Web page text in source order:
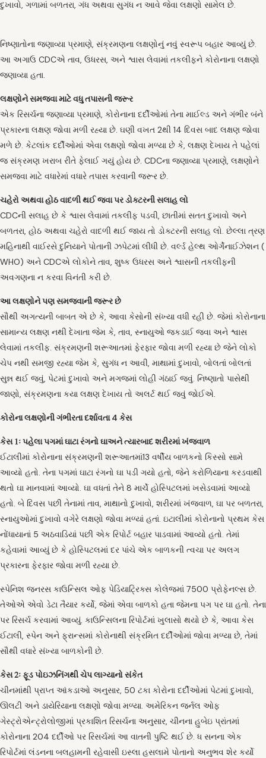
દુખાવો, ગળામાં બળતરા, ગંધ અથવા સુગંધ ન આવે જેવા લક્ષણો સામેલ છે.
નિષ્ણાતોના જણાવ્યા પ્રમાણે, સંક્રમણના લક્ષણોનું નવું સ્વરૂપ બહાર આવ્યું છે.
આ અગાઉ CDCએ તાવ, ઉધરસ, અને શ્વાસ લેવામાં તકલીફને કોરોનાના લક્ષણો
જણાવ્યા હતા.
લક્ષણોને સમજવા માટે વધુ તપાસની જરૂર
એક રિસર્ચના જણાવ્યા પ્રમાણે, કોરોનાના દર્દીઓમાં તેના માઈલ્ડ અને ગંભીર બંને
પ્રકારના લક્ષણ જોવા મળી રહ્યા છે. ઘણી વખત 2થી 14 દિવસ બાદ લક્ષણ જોવા
મળે છે. કેટલાંક દર્દીઓમાં એવા લક્ષણો જોવા મળ્યા છે કે, લક્ષણ દેખાય તે પહેલાં
જ સંક્રમણ ખરાબ રીતે ફેલાઈ ગયું હોય છે. CDCના જણાવ્યા પ્રમાણે, લક્ષણોને
સમજવા માટે વધારેમાં વધારે તપાસ કરવાની જરૂર છે.
ચહેરો અથવા હોઠ વાદળી થઈ જવા પર ડોક્ટરની સલાહ લો
CDCની સલાહ છે કે શ્વાસ લેવામાં તકલીફ પડવી, છાતીમાં સતત દુખાવો અને
બળતરા, હોઠ અથવા ચહેરો વાદળી થઈ જાય તો ડોક્ટરની સલાહ લો. છેલ્લા ત્રણ
મહિનાથી વાઈરસે દુનિયાને પોતાની ઝપેટમાં લીધી છે. વર્લ્ડ હેલ્થ ઓર્ગેનાઈઝેશન (
WHO) અને CDCએ લોકોને તાવ, શુષ્ક ઉધરસ અને શ્વાસની તકલીફની
અવગણના ન કરવા વિનંતી કરી છે.
આ લક્ષણોને પણ સમજવાની જરૂર છે
સૌથી અગત્યની બાબત એ છે કે, આવા કેસોની સંખ્યા વધી રહી છે. જેમાં કોરોનાના
સામાન્ય લક્ષણ નથી દેખાતા જેમ કે, તાવ, સ્નાયુઓ જકડાઈ જવા અને શ્વાસ
લેવામાં તકલીફ. સંક્રમણની શરૂઆતમાં ફેરફાર જોવા મળી રહ્યા છે જેને લોકો
ચેપ નથી સમજી રહ્યા જેમ કે, સુગંધ ન આવી, માથામાં દુખાવો, બોલતાં બોલતાં
સુન્ન થઈ જવું, પેટમાં દુખાવો અને મગજમાં લોહી ગંઠાઈ જવું. નિષ્ણાતો પાસેથી
જાણો, સંક્રમણના કયા લક્ષણ દેખાય તો અલર્ટ થઈ જવું જોઈએ.
કોરોના લક્ષણોની ગંભીરતા દર્શાવતા 4 કેસ
કેસ 1ઃ પહેલા પગમાં ઘાટા રંગનો ઘાઅને ત્યારબાદ શરીરમાં ખંજવાળ
ઈટાલીમાં કોરોનાના સંક્રમણની શરૂઆતમાં13 વર્ષીય બાળકનો કિસ્સો સામે
આવ્યો હતો. તેના પગમાં ઘાટા રંગનો ઘા પડી ગયો હતો, જેને કરોળિયાના કરડવાથી
થતો ઘા માનવામાં આવ્યો. ઘા વધતાં તેને 8 માર્ચે હોસ્પિટલમાં ખસેડવામાં આવ્યો
હતો. બે દિવસ પછી તેનામાં તાવ, માથાનો દુખાવો, શરીરમાં ખંજવાળ, ઘા પર બળતરા,
સ્નાયુઓમાં દુખાવો વગેરે લક્ષણો જોવા મળ્યાં હતાં. ઇટાલીમાં કોરોનાનો પ્રથમ કેસ
નોંધાયાનાં 5 અઠવાડિયાં પછી એક રિપોર્ટ બહાર પાડવામાં આવ્યો હતો. તેમાં
કહેવામાં આવ્યું છે કે હોસ્પિટલમાં દર પાંચે એક બાળકની ત્વચા પર અલગ
પ્રકારના ફેરફાર જોવા મળી રહ્યા છે.
સ્પેનિશ જનરસ કાઉન્સિલ ઓફ પેડિયાટ્રિક્સ કોલેજમાં 7500 પ્રોફેનલ્સ છે.
તેઓએ એવો ડેટા તૈયાર કર્યો, જેમાં એવા બાળકો હતા જેમના પગ પર ઘા હતો. તેના
પર રિસર્ચ કરવામાં આવ્યું. કાઉન્સિલના રિપોર્ટમાં ખુલાસો થયો છે કે, આવા કેસ
ઈટાલી, સ્પેન અને ફ્રાન્સમાં કોરોનાથી સંક્રમિત દર્દીઓમાં જોવા મળ્યા છે, તેમાં
સૌથી વધારે સંખ્યા બાળકોની છે.
કેસ 2ઃ ફૂડ પોઇઝનિંગથી ચેપ લાગ્યાનો સંકેત
ચીનમાંથી પ્રાપ્ત આંકડાઓ અનુસાર, 50 ટકા કોરોના દર્દીઓમાં પેટમાં દુખાવો,
ઊલટી અને ડાયેરિયાના લક્ષણો જોવા મળ્યા. અમેરિકન જર્નલ ઓફ
ગેસ્ટ્રોએન્ટ્રોલોજીમાં પ્રકાશિત રિસર્ચના અનુસાર, ચીનના હુબેઇ પ્રાંતમાં
કોરોનાના 204 દર્દીઓ પર રિસર્ચમાં આ વાતની પુષ્ટિ થઈ છે. ધ સનના એક
રિપોર્ટમાં લંડનના બલહામની રહેવાસી ઇસ્લા હસલામે પોતાનો અનુભવ શેર કર્યો